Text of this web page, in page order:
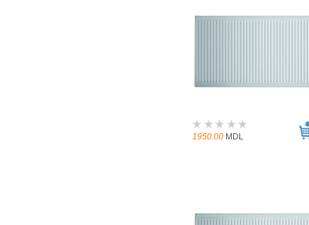
1950.00 MDL